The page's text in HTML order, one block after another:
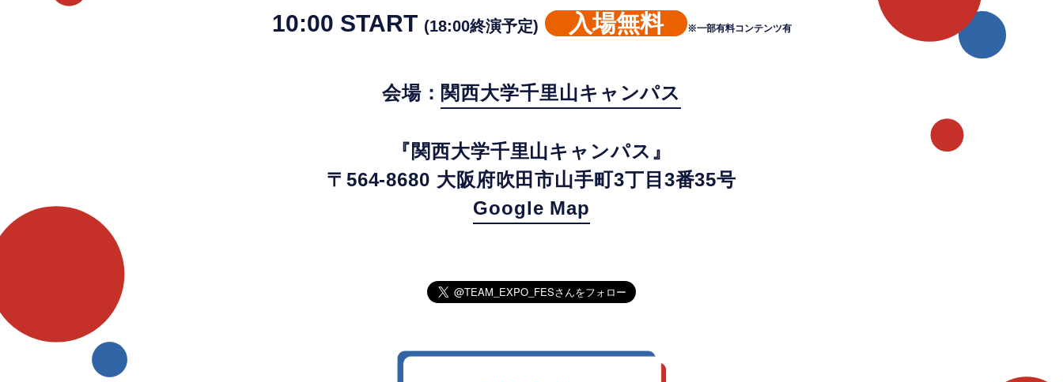
10:00 START (18:00終演予定) 入場無料※一部有料コンテンツ有
会場： 関西大学千里山キャンパス
『関西大学千里山キャンパス』
〒564-8680 大阪府吹田市山手町3丁目3番35号
Google Map